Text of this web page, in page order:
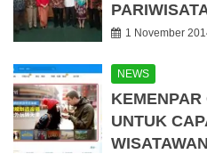
1 November
NEWS
UNTUK